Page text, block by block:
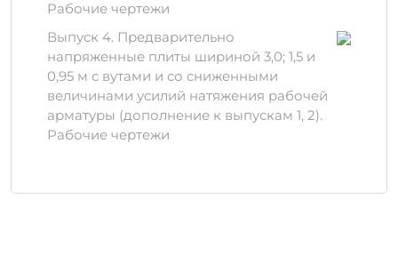
высококачественного цемента,
крупнотоннажных заполнителей и
добавок, что обеспечивает его прочные
характеристики. Использование
современных технологий и оборудования
при производстве гарантирует высокую
точность размеров и формы.
транспортировка
Рабочие чертежи
Выпуск 4. Предварительно
напряженные плиты шириной 3,0; 1,5 и
0,95 м с вутами и со сниженными
величинами усилий натяжения рабочей
арматуры (дополнение к выпускам 1, 2).
Рабочие чертежи